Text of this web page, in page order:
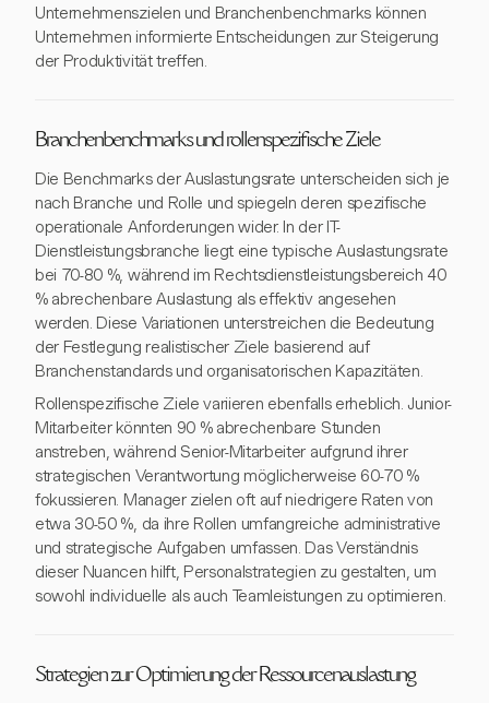
Unternehmenszielen und Branchenbenchmarks können
Unternehmen informierte Entscheidungen zur Steigerung
der Produktivität treffen.
Branchenbenchmarks und rollenspezifische Ziele
Die Benchmarks der Auslastungsrate unterscheiden sich je
nach Branche und Rolle und spiegeln deren spezifische
operationale Anforderungen wider. In der IT-
Dienstleistungsbranche liegt eine typische Auslastungsrate
bei 70-80 %, während im Rechtsdienstleistungsbereich 40
% abrechenbare Auslastung als effektiv angesehen
werden. Diese Variationen unterstreichen die Bedeutung
der Festlegung realistischer Ziele basierend auf
Branchenstandards und organisatorischen Kapazitäten.
Rollenspezifische Ziele variieren ebenfalls erheblich. Junior-
Mitarbeiter könnten 90 % abrechenbare Stunden
anstreben, während Senior-Mitarbeiter aufgrund ihrer
strategischen Verantwortung möglicherweise 60-70 %
fokussieren. Manager zielen oft auf niedrigere Raten von
etwa 30-50 %, da ihre Rollen umfangreiche administrative
und strategische Aufgaben umfassen. Das Verständnis
dieser Nuancen hilft, Personalstrategien zu gestalten, um
sowohl individuelle als auch Teamleistungen zu optimieren.
Strategien zur Optimierung der Ressourcenauslastung